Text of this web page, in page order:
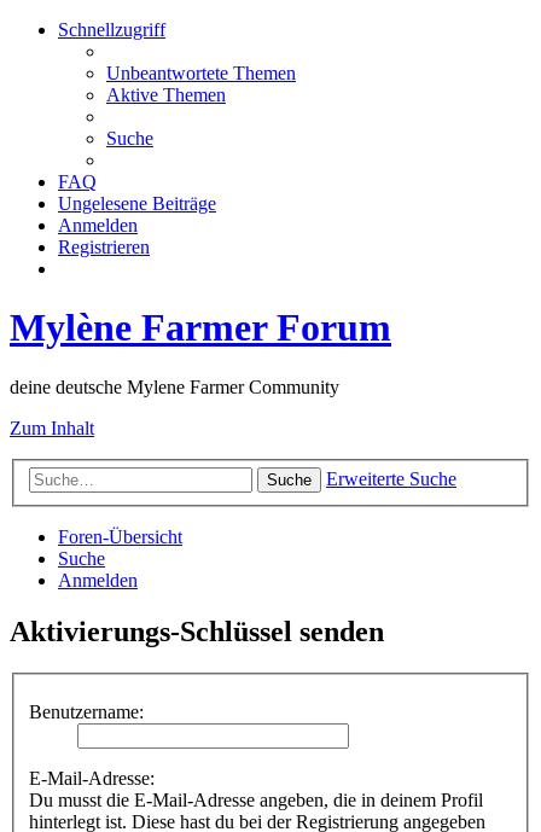
Schnellzugriff
Unbeantwortete Themen
Aktive Themen
Suche
FAQ
Ungelesene Beiträge
Anmelden
Registrieren
Mylène Farmer Forum
deine deutsche Mylene Farmer Community
Zum Inhalt
Suche Erweiterte Suche
Foren-Übersicht
Suche
Anmelden
Aktivierungs-Schlüssel senden
Benutzername:
E-Mail-Adresse:
Du musst die E-Mail-Adresse angeben, die in deinem Profil
hinterlegt ist. Diese hast du bei der Registrierung angegeben